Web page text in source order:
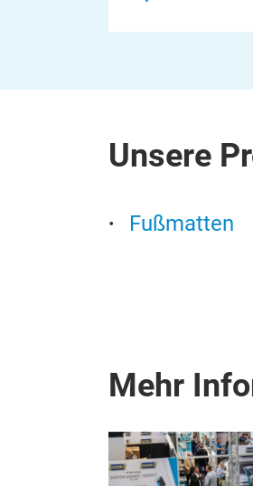
Unsere
Fußmatten
Mehr